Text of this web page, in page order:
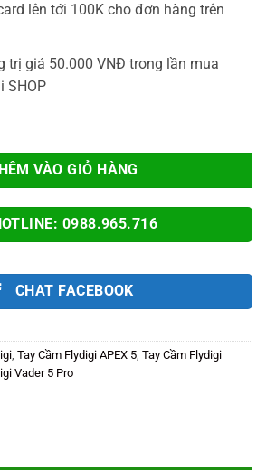
lên tới 100K cho đơn hàng trên
trị giá 50.000 VNĐ trong lần mua
SHOP
Hãng Thế Hệ 2 Cho Tay Cầm Direwolf 4,
VÀO GIỎ HÀNG
0988.965.716
CHAT FACEBOOK
Tay Cầm Flydigi APEX 5 Tay Cầm Flydigi
Vader 5 Pro